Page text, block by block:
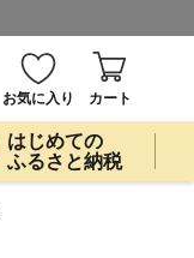
お気に入り カート
はじめての
ふるさと納税